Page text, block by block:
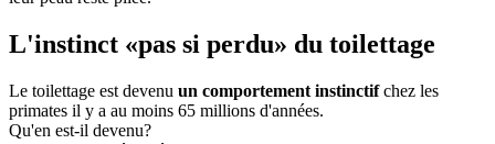
L'instinct «pas si perdu» du toilettage
Le toilettage est devenu un comportement instinctifchez les
primates il y a au moins 65 millions d'années.
Qu'en est-il devenu?